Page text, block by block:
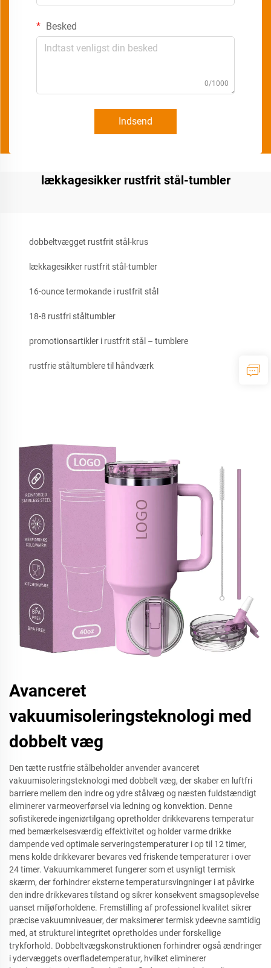
Besked
0/1000
Indsend
lækkagesikker rustfrit stål-tumbler
dobbeltvægget rustfrit stål-krus
lækkagesikker rustfrit stål-tumbler
16-ounce termokande i rustfrit stål
18-8 rustfri ståltumbler
promotionsartikler i rustfrit stål – tumblere
rustfrie ståltumblere til håndværk
Avanceret
vakuumisoleringsteknologi med
dobbelt væg
Den tætte rustfrie stålbeholder anvender avanceret
vakuumisoleringsteknologi med dobbelt væg, der skaber en luftfri
barriere mellem den indre og ydre stålvæg og næsten fuldstændigt
eliminerer varmeoverførsel via ledning og konvektion. Denne
sofistikerede ingeniørtilgang opretholder drikkevarens temperatur
med bemærkelsesværdig effektivitet og holder varme drikke
dampende ved optimale serveringstemperaturer i op til 12 timer,
mens kolde drikkevarer bevares ved friskende temperaturer i over
24 timer. Vakuumkammeret fungerer som et usynligt termisk
skærm, der forhindrer eksterne temperatursvingninger i at påvirke
den indre drikkevares tilstand og sikrer konsekvent smagsoplevelse
uanset miljøforholdene. Fremstilling af professionel kvalitet sikrer
præcise vakuumniveauer, der maksimerer termisk ydeevne samtidig
med, at strukturel integritet opretholdes under forskellige
trykforhold. Dobbeltvægskonstruktionen forhindrer også ændringer
i ydervæggets overfladetemperatur, hvilket eliminerer